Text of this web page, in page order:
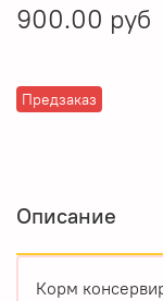
Предзаказ
900.00 руб
Описание
Корм